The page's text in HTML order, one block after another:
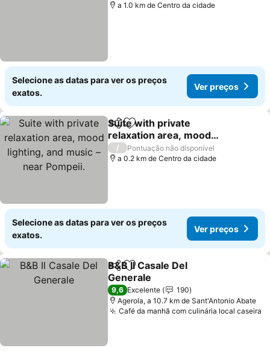
a 1.0 km de Centro da cidade
Selecione as datas para ver os preços
exatos.
Ver preços
PartilharAdicionar aos favoritos
Suite with private
relaxation area, mood
lighting, and music – near
Pompeii.
/
Pontuação não disponível
a 0.2 km de Centro da cidade
Selecione as datas para ver os preços
exatos.
Ver preços
PartilharAdicionar aos favoritos
B&B Il Casale Del
Generale
9,6 Excelente
190
Agerola, a 10.7 km de Sant'Antonio Abate
Café da manhã com culinária local caseira